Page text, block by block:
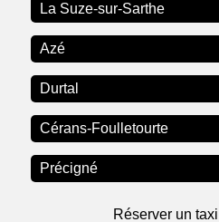
La Suze-sur-Sarthe
Azé
Durtal
Cérans-Foulletourte
Précigné
Réserver un